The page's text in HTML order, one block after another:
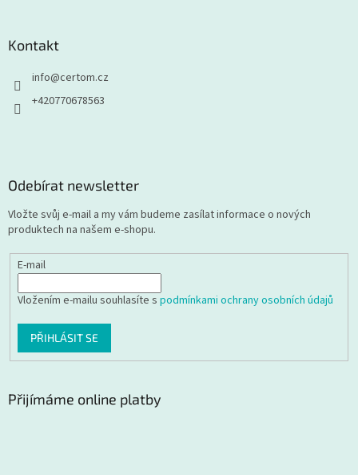
Kontakt
info@certom.cz
+420770678563
Odebírat newsletter
Vložte svůj e-mail a my vám budeme zasílat informace o nových
produktech na našem e-shopu.
E-mail
Vložením e-mailu souhlasíte s podmínkami ochrany osobních údajů
PŘIHLÁSIT SE
Přijímáme online platby